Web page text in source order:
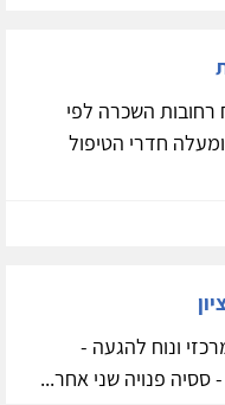
רחובות השכרה לפי
למבקשים 2 ססיות ומעלה חדרי הטיפול
ונוח להגעה -